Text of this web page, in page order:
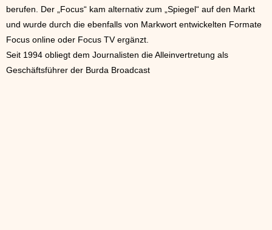
berufen. Der „Focus“ kam alternativ zum „Spiegel“ auf den Markt
und wurde durch die ebenfalls von Markwort entwickelten Formate
Focus online oder Focus TV ergänzt.
Seit 1994 obliegt dem Journalisten die Alleinvertretung als
Geschäftsführer der Burda Broadcast